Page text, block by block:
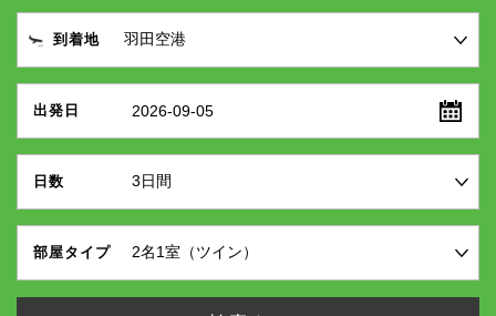
到着地
出発日 2026-09-05
日数
部屋タイプ